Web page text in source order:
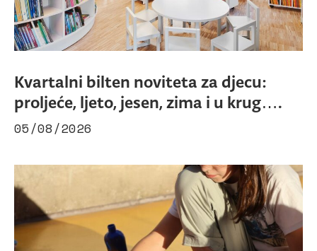
Kvartalni bilten noviteta za djecu:
proljeće, ljeto, jesen, zima i u krug….
05/08/2026